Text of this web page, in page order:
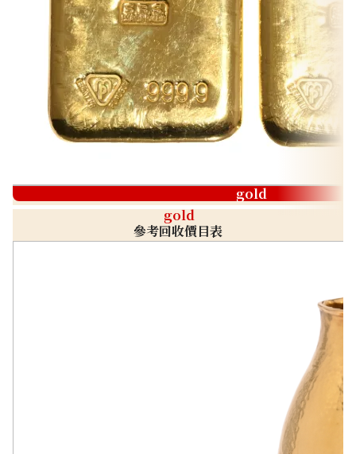
gold
gold
參考回收價目表